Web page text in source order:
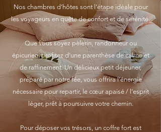
Nos chambres d’hôtes sont l’étape idéale pour
les voyageurs en quête de confort et de sérénité.
Que vous soyez pèlerin, randonneur ou
épicurien, profitez d’une parenthèse de calme et
de raffinement. Un délicieux petit déjeuner,
préparé par notre fée, vous offrira l’énergie
nécessaire pour repartir, le cœur apaisé / l’esprit
léger, prêt à poursuivre votre chemin.
Pour déposer vos trésors, un coffre fort est